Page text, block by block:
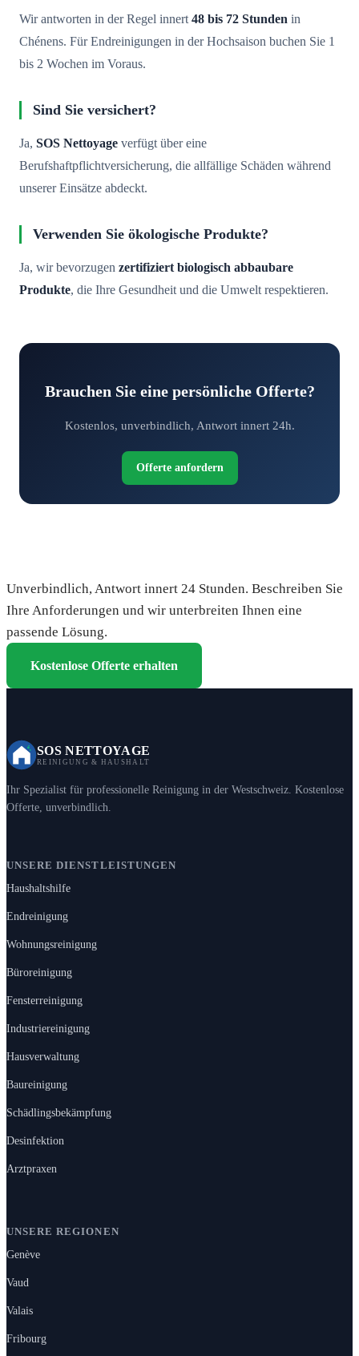
Wir antworten in der Regel innert 48 bis 72 Stunden in
Chénens. Für Endreinigungen in der Hochsaison buchen Sie 1
bis 2 Wochen im Voraus.
Sind Sie versichert?
Ja, SOS Nettoyage verfügt über eine
Berufshaftpflichtversicherung, die allfällige Schäden während
unserer Einsätze abdeckt.
Verwenden Sie ökologische Produkte?
Ja, wir bevorzugen zertifiziert biologisch abbaubare
Produkte, die Ihre Gesundheit und die Umwelt respektieren.
Brauchen Sie eine persönliche Offerte?
Kostenlos, unverbindlich, Antwort innert 24h.
Offerte anfordern
Unverbindlich, Antwort innert 24 Stunden. Beschreiben Sie
Ihre Anforderungen und wir unterbreiten Ihnen eine
passende Lösung.
Kostenlose Offerte erhalten
SOS NETTOYAGE
REINIGUNG & HAUSHALT
Ihr Spezialist für professionelle Reinigung in der Westschweiz. Kostenlose
Offerte, unverbindlich.
UNSERE DIENSTLEISTUNGEN
Haushaltshilfe
Endreinigung
Wohnungsreinigung
Büroreinigung
Fensterreinigung
Industriereinigung
Hausverwaltung
Baureinigung
Schädlingsbekämpfung
Desinfektion
Arztpraxen
UNSERE REGIONEN
Genève
Vaud
Valais
Fribourg